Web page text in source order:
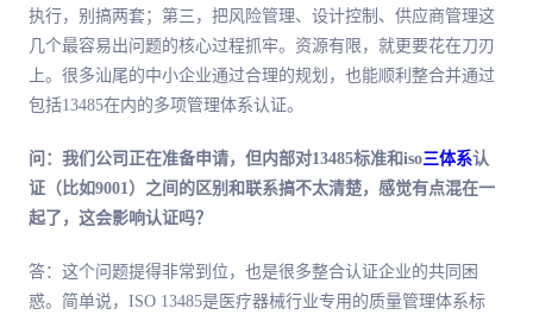
执行，别搞两套；第三，把风险管理、设计控制、供应商管理这
几个最容易出问题的核心过程抓牢。资源有限，就更要花在刀刃
上。很多汕尾的中小企业通过合理的规划，也能顺利整合并通过
包括13485在内的多项管理体系认证。
问：我们公司正在准备申请，但内部对13485标准和iso三体系认
证（比如9001）之间的区别和联系搞不太清楚，感觉有点混在一
起了，这会影响认证吗？
答：这个问题提得非常到位，也是很多整合认证企业的共同困
惑。简单说，ISO 13485是医疗器械行业专用的质量管理体系标